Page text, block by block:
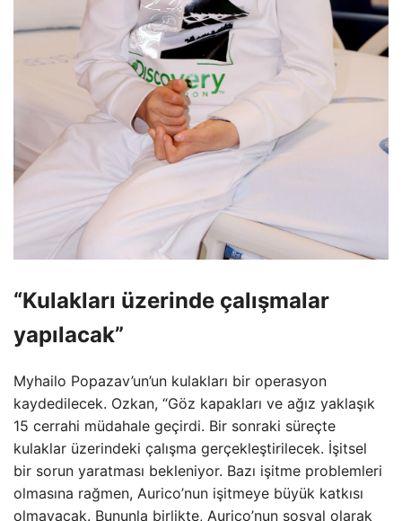
“Kulakları üzerinde çalışmalar
yapılacak”
Myhailo Popazav’un’un kulakları bir operasyon
kaydedilecek. Ozkan, “Göz kapakları ve ağız yaklaşık
15 cerrahi müdahale geçirdi. Bir sonraki süreçte
kulaklar üzerindeki çalışma gerçekleştirilecek. İşitsel
bir sorun yaratması bekleniyor. Bazı işitme problemleri
olmasına rağmen, Aurico’nun işitmeye büyük katkısı
olmayacak. Bununla birlikte, Aurico’nun sosyal olarak